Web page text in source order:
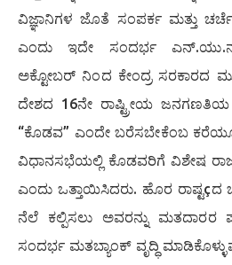
ವಿಜ್ಞಾನಿಗಳ ಜೊತೆ ಸಂಪರ್ಕ ಮತ್ತು
ಎಂದು ಇದೇ ಸಂದರ್ಭ
ಅಕ್ಟೋಬರ್ ನಿಂದ ಕೇಂದ್ರ ಸರಕಾರದ
ದೇಶದ 16ನೇ ರಾಷ್ಟ್ರೀಯ ಜನಗಣತಿಯ
“ಕೊಡವ” ಎಂದೇ ಬರೆಸಬೇಕೆಂಬ
ವಿಧಾನಸಭೆಯಲ್ಲಿ ಕೊಡವರಿಗೆ ವಿಶೇಷ
ಎಂದು ಒತ್ತಾಯಿಸಿದರು. ಹೊರ ರಾಷ್ಟçದ
ನೆಲೆ ಕಲ್ಪಿಸಲು ಅವರನ್ನು ಮತದಾರರ
ಸಂದರ್ಭ ಮತಬ್ಯಾಂಕ್ ವೃದ್ಧಿ